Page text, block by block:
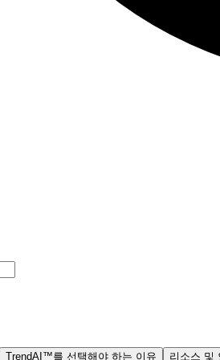
TrendAI™를 선택해야 하는 이유 리소스 및